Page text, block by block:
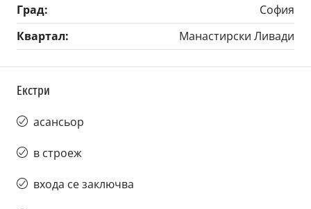
Град:
София
Квартал:
Манастирски Ливади
Екстри
асансьор
в строеж
входа се заключва